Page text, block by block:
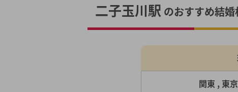
二子玉川駅 のおすすめ結
関東 , 東